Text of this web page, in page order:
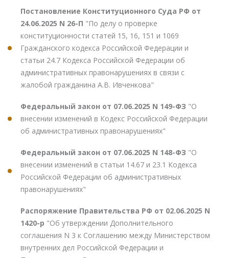
Постановление Конституционного Суда РФ от
24.06.2025 N 26-П "По делу о проверке
конституционности статей 15, 16, 151 и 1069
Гражданского кодекса Российской Федерации и
статьи 24.7 Кодекса Российской Федерации об
административных правонарушениях в связи с
жалобой гражданина А.В. Ивченкова"
Федеральный закон от 07.06.2025 N 149-ФЗ "О
внесении изменений в Кодекс Российской Федерации
об административных правонарушениях"
Федеральный закон от 07.06.2025 N 148-ФЗ "О
внесении изменений в статьи 14.67 и 23.1 Кодекса
Российской Федерации об административных
правонарушениях"
Распоряжение Правительства РФ от 02.06.2025 N
1420-р "Об утверждении Дополнительного
соглашения N 3 к Соглашению между Министерством
внутренних дел Российской Федерации и